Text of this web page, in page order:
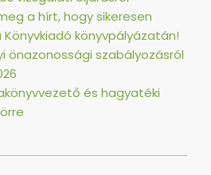
a hírt, hogy sikeresen
könyvpályázatán!
önazonossági szabályozásról
és hagyatéki